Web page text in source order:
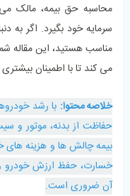
محاسبه حق بیمه، مالک
سرمایه خود بگیرد. اگر به
مناسب هستید، این مقاله
می ‌کند تا با اطمینان
خلاصه محتوا: با رشد
حفاظت از بدنه، موتور و
بیمه چالش‌ ها و هزینه‌ های
خسارت، حفظ ارزش خودرو
آن ضروری است.